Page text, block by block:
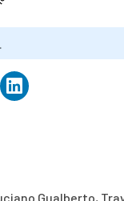
Gualberto,